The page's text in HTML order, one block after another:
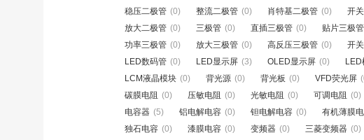
稳压二极管 (0) 整流二极管 (0) 肖特基二极管 (0) 开
放大二极管 (0) 三极管 (0) 直插三极管 (0) 贴片三极管
功率三极管 (0) 放大三极管 (0) 高反压三极管 (0) 开
LED数码管 (0) LED显示屏 (3) OLED显示屏 (0)
LCM液晶模块 (0) 背光源 (0) 背光板 (0) VFD荧光屏
碳膜电阻 (0) 压敏电阻 (0) 光敏电阻 (0) 可调电阻 (0)
电容器 (5) 铝电解电容 (0) 钽电解电容 (0) 有机薄膜
独石电容 (0) 漆膜电容 (0) 变频器 (0) 三菱变频器 (0)